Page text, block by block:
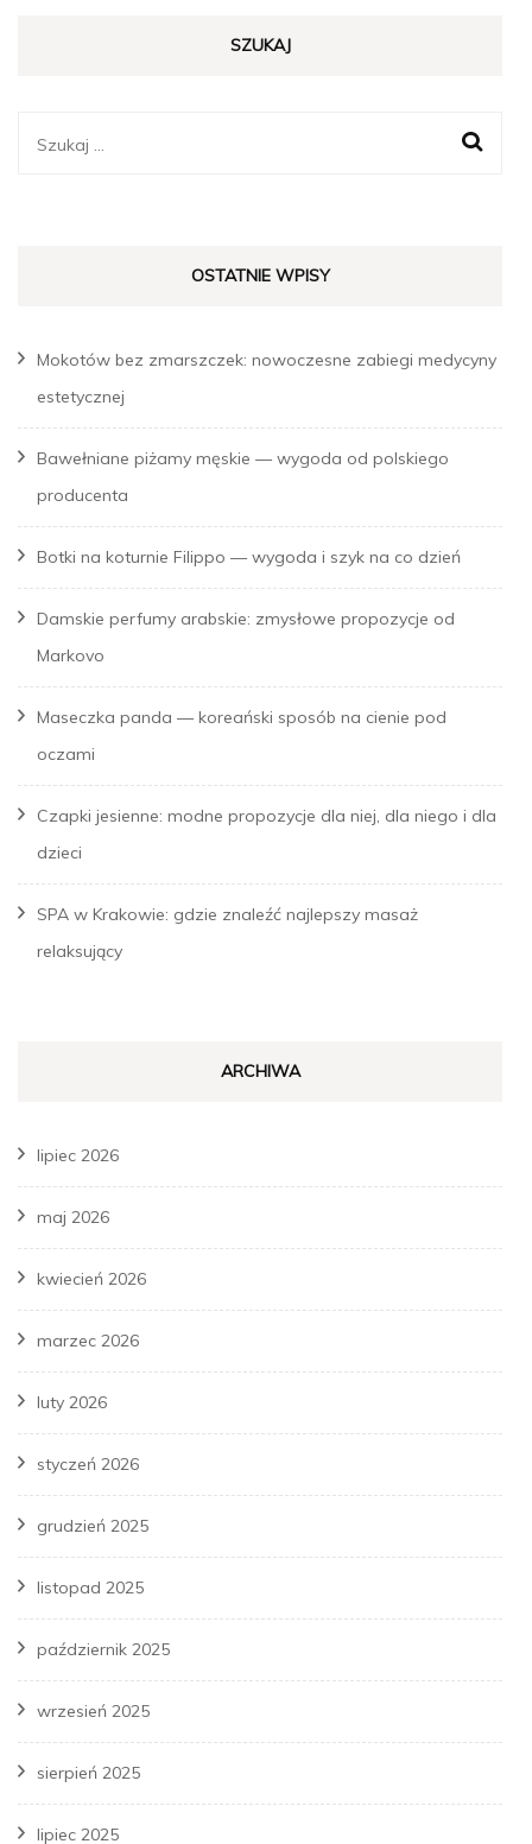
SZUKAJ
Szukaj:
OSTATNIE WPISY
Mokotów bez zmarszczek: nowoczesne zabiegi medycyny
estetycznej
Bawełniane piżamy męskie — wygoda od polskiego
producenta
Botki na koturnie Filippo — wygoda i szyk na co dzień
Damskie perfumy arabskie: zmysłowe propozycje od
Markovo
Maseczka panda — koreański sposób na cienie pod
oczami
Czapki jesienne: modne propozycje dla niej, dla niego i dla
dzieci
SPA w Krakowie: gdzie znaleźć najlepszy masaż
relaksujący
ARCHIWA
lipiec 2026
maj 2026
kwiecień 2026
marzec 2026
luty 2026
styczeń 2026
grudzień 2025
listopad 2025
październik 2025
wrzesień 2025
sierpień 2025
lipiec 2025